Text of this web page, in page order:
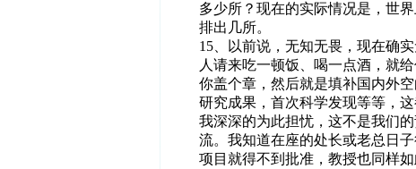
多少所？现在的实际情况是，世
排出几所。
15、以前说，无知无畏，现在确
人请来吃一顿饭、喝一点酒，就
你盖个章，然后就是填补国内外
研究成果，首次科学发现等等，
我深深的为此担忧，这不是我们
流。我知道在座的处长或老总日
项目就得不到批准，教授也同样